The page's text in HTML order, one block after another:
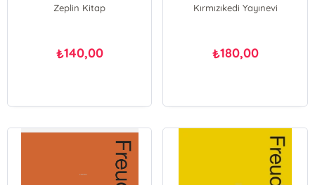
Zeplin Kitap
₺140,00
Kırmızıkedi Yayınevi
₺180,00